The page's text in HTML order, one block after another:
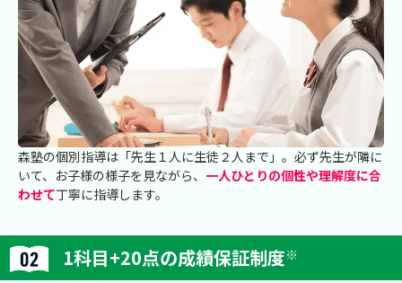
森塾の個別指導は「先生１人に生徒２人まで」。必ず先生が隣に
いて、お子様の様子を見ながら、 一人ひとりの個性や理解度に合
わせて丁寧に指導します。
1科目+20点の成績保証制度※